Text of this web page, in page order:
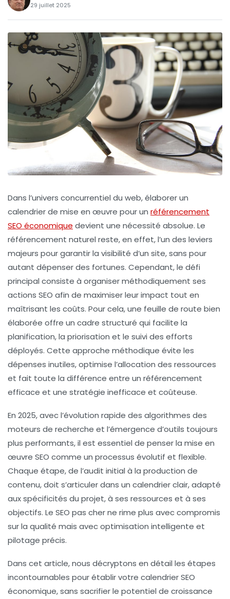
29 juillet 2025
Dans l’univers concurrentiel du web, élaborer un
calendrier de mise en œuvre pour un référencement
SEO économique devient une nécessité absolue. Le
référencement naturel reste, en effet, l’un des leviers
majeurs pour garantir la visibilité d’un site, sans pour
autant dépenser des fortunes. Cependant, le défi
principal consiste à organiser méthodiquement ses
actions SEO afin de maximiser leur impact tout en
maîtrisant les coûts. Pour cela, une feuille de route bien
élaborée offre un cadre structuré qui facilite la
planification, la priorisation et le suivi des efforts
déployés. Cette approche méthodique évite les
dépenses inutiles, optimise l’allocation des ressources
et fait toute la différence entre un référencement
efficace et une stratégie inefficace et coûteuse.
En 2025, avec l’évolution rapide des algorithmes des
moteurs de recherche et l’émergence d’outils toujours
plus performants, il est essentiel de penser la mise en
œuvre SEO comme un processus évolutif et flexible.
Chaque étape, de l’audit initial à la production de
contenu, doit s’articuler dans un calendrier clair, adapté
aux spécificités du projet, à ses ressources et à ses
objectifs. Le SEO pas cher ne rime plus avec compromis
sur la qualité mais avec optimisation intelligente et
pilotage précis.
Dans cet article, nous décryptons en détail les étapes
incontournables pour établir votre calendrier SEO
économique, sans sacrifier le potentiel de croissance